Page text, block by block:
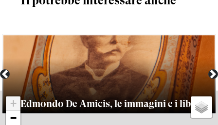
Edmondo De Amicis, le immagini e i libri
Previous
+
−